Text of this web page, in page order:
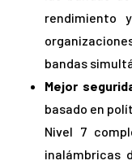
rendimiento
bandas
Mejor
basado en
Nivel 7
inalámbricas